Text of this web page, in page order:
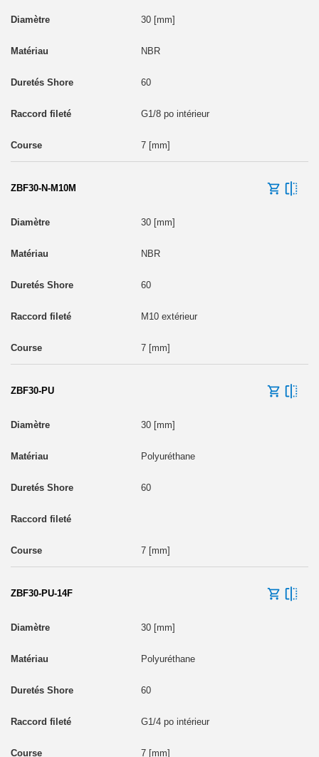
30 [mm]
NBR
60
G1/8 po intérieur
7 [mm]
ZBF30-N-M10M
30 [mm]
NBR
60
M10 extérieur
7 [mm]
ZBF30-PU
30 [mm]
Polyuréthane
60
7 [mm]
ZBF30-PU-14F
30 [mm]
Polyuréthane
60
G1/4 po intérieur
7 [mm]